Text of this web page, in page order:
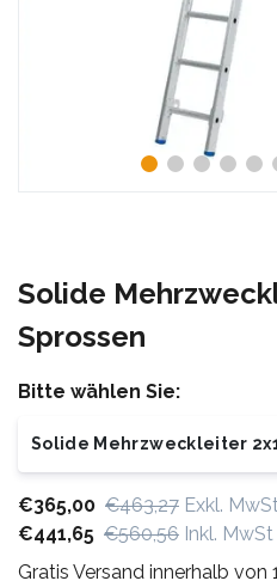
Solide
Sprossen
Bitte wählen Sie:
Solide Mehrzweckleiter
€365,00 €463,27 Exkl. MwSt
€441,65 €560,56 Inkl. MwSt
Gratis Versand innerhalb von